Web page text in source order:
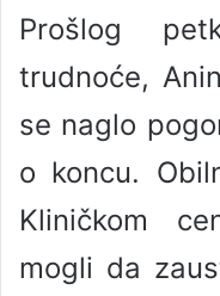
Prošlog
trudnoće,
se naglo
o koncu.
Kliničkom
mogli da